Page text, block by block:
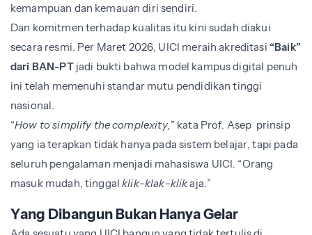
kemampuan dan kemauan diri sendiri.
Dan komitmen terhadap kualitas itu kini sudah diakui
secara resmi. Per Maret 2026, UICI meraih akreditasi “Baik”
dari BAN-PTjadi bukti bahwa model kampus digital penuh
ini telah memenuhi standar mutu pendidikan tinggi
nasional.
“How to simplify the complexity,” kata Prof. Asep prinsip
yang ia terapkan tidak hanya pada sistem belajar, tapi pada
seluruh pengalaman menjadi mahasiswa UICI. “Orang
masuk mudah, tinggalklik-klak-klikaja.”
Yang Dibangun Bukan Hanya Gelar